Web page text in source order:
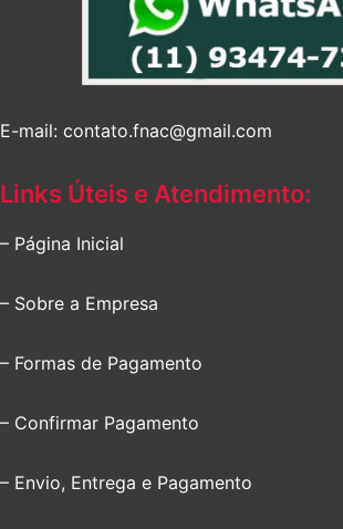
E-mail: contato.fnac@gmail.com
Links Úteis e Atendimento:
– Página Inicial
– Sobre a Empresa
– Formas de Pagamento
– Confirmar Pagamento
– Envio, Entrega e Pagamento